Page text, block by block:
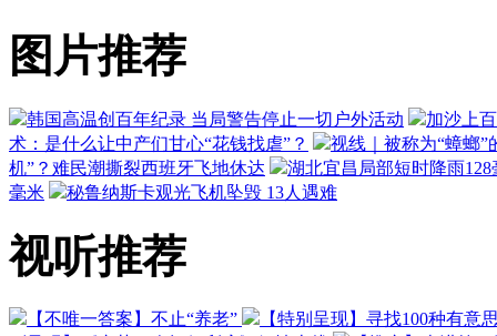
图片推荐
韩国高温创百年纪录 当局警告停止一切户外活动
加沙上
术：是什么让中产们甘心“花钱找虐”？
视线｜被称为“蟑螂
机”？难民潮撕裂西班牙飞地休达
湖北宜昌局部短时降雨
毫米
秘鲁纳斯卡观光飞机坠毁 13人遇难
视听推荐
【不唯一答案】不止“养老”
【特别呈现】寻找100种有意